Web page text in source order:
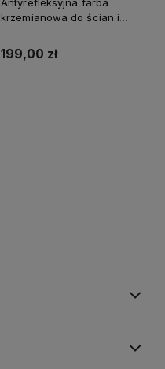
krzemianowa do ścian i
199,00 zł